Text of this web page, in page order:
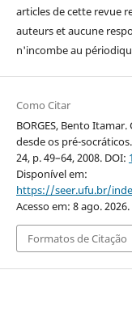
articles de cette revue
auteurs et aucune
n'incombe au
Como Citar
BORGES, Bento
desde os pré-socráticos.
24, p. 49–64, 2008. DOI:
Disponível em:
https://seer.ufu.br/
Acesso em: 8 ago. 2026.
Formatos de Citação